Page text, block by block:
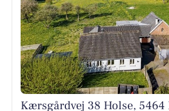
Kærsgårdvej 38 Holse,